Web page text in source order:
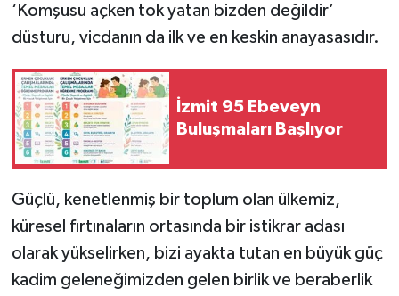
‘Komşusu açken tok yatan bizden değildir’
düsturu, vicdanın da ilk ve en keskin anayasasıdır.
İzmit 95 Ebeveyn
Buluşmaları Başlıyor
Güçlü, kenetlenmiş bir toplum olan ülkemiz,
küresel fırtınaların ortasında bir istikrar adası
olarak yükselirken, bizi ayakta tutan en büyük güç
kadim geleneğimizden gelen birlik ve beraberlik